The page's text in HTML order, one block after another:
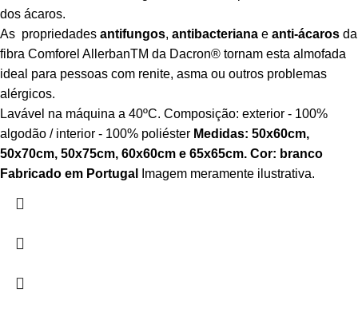
dos ácaros.
As propriedades antifungos, antibacteriana e anti-ácaros da
fibra Comforel AllerbanTM da Dacron® tornam esta almofada
ideal para pessoas com renite, asma ou outros problemas
alérgicos.
Lavável na máquina a 40ºC. Composição: exterior - 100%
algodão / interior - 100% poliéster Medidas: 50x60cm,
50x70cm, 50x75cm, 60x60cm e 65x65cm. Cor: branco
Fabricado em Portugal
Imagem meramente ilustrativa.